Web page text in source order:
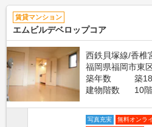
賃貸マンション
エムビルデベロップコア
西鉄貝塚線/香椎
福岡県福岡市東
築年数
築
建物階数
10
写真充実
無料オンラ